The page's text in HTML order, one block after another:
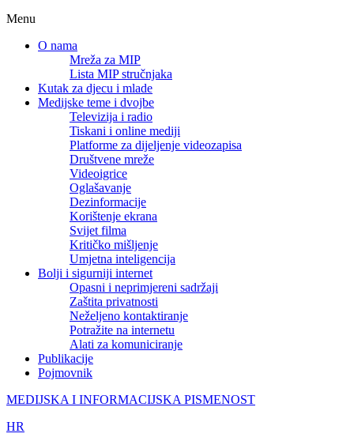
Menu
O nama
Mreža za MIP
Lista MIP stručnjaka
Kutak za djecu i mlade
Medijske teme i dvojbe
Televizija i radio
Tiskani i online mediji
Platforme za dijeljenje videozapisa
Društvene mreže
Videoigrice
Oglašavanje
Dezinformacije
Korištenje ekrana
Svijet filma
Kritičko mišljenje
Umjetna inteligencija
Bolji i sigurniji internet
Opasni i neprimjereni sadržaji
Zaštita privatnosti
Neželjeno kontaktiranje
Potražite na internetu
Alati za komuniciranje
Publikacije
Pojmovnik
MEDIJSKA I INFORMACIJSKA PISMENOST
HR